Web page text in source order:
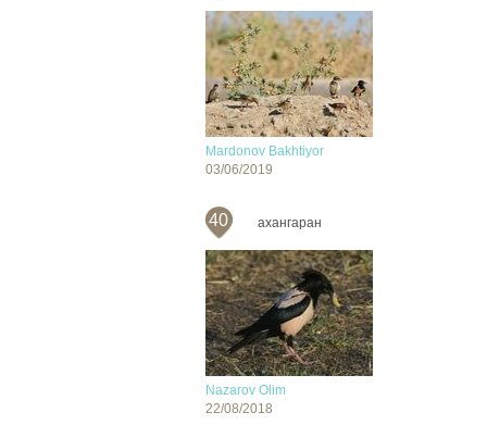
Mardonov Bakhtiyor
03/06/2019
40 ахангаран
Nazarov Olim
22/08/2018